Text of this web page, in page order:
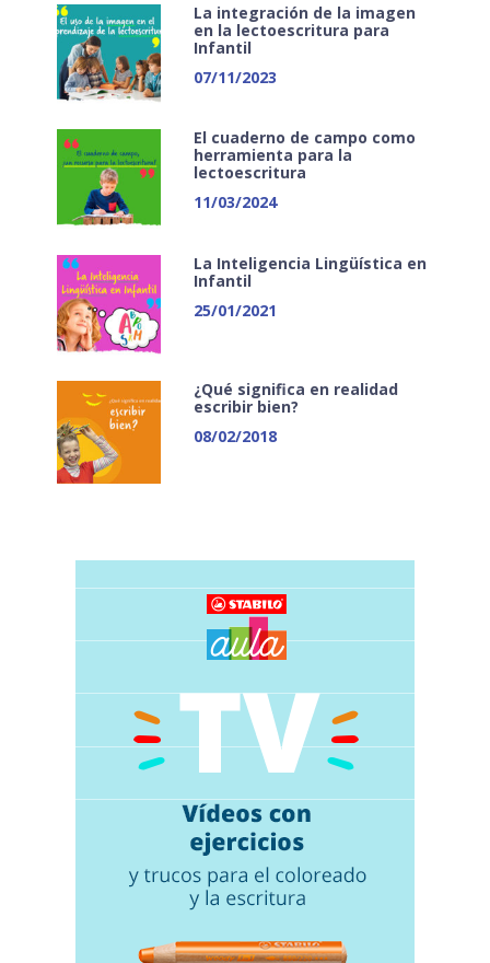
La integración de la imagen
en la lectoescritura para
Infantil
07/11/2023
El cuaderno de campo como
herramienta para la
lectoescritura
11/03/2024
La Inteligencia Lingüística en
Infantil
25/01/2021
¿Qué significa en realidad
escribir bien?
08/02/2018